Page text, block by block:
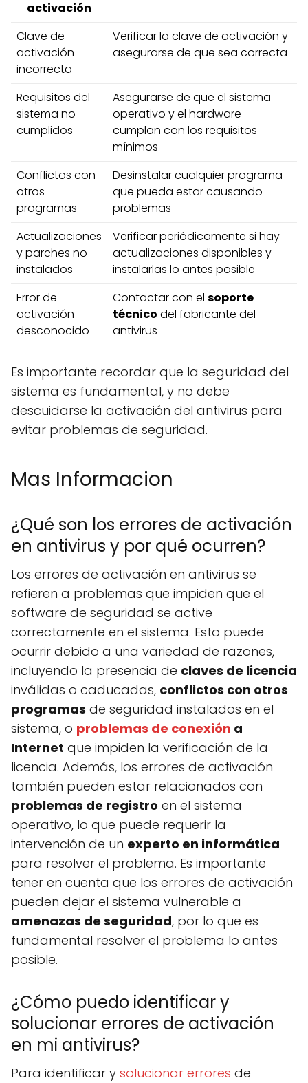
activación
Clave de
activación
incorrecta
Verificar la clave de activación y
asegurarse de que sea correcta
Requisitos del
sistema no
cumplidos
Asegurarse de que el sistema
operativo y el hardware
cumplan con los requisitos
mínimos
Conflictos con
otros
programas
Desinstalar cualquier programa
que pueda estar causando
problemas
Actualizaciones
y parches no
instalados
Verificar periódicamente si hay
actualizaciones disponibles y
instalarlas lo antes posible
Error de
activación
desconocido
Contactar con el soporte
técnico del fabricante del
antivirus
Es importante recordar que la seguridad del
sistema es fundamental, y no debe
descuidarse la activación del antivirus para
evitar problemas de seguridad.
Mas Informacion
¿Qué son los errores de activación
en antivirus y por qué ocurren?
Los errores de activación en antivirus se
refieren a problemas que impiden que el
software de seguridad se active
correctamente en el sistema. Esto puede
ocurrir debido a una variedad de razones,
incluyendo la presencia de claves de licencia
inválidas o caducadas, conflictos con otros
programas de seguridad instalados en el
sistema, o problemas de conexión a
Internet que impiden la verificación de la
licencia. Además, los errores de activación
también pueden estar relacionados con
problemas de registro en el sistema
operativo, lo que puede requerir la
intervención de un experto en informática
para resolver el problema. Es importante
tener en cuenta que los errores de activación
pueden dejar el sistema vulnerable a
amenazas de seguridad, por lo que es
fundamental resolver el problema lo antes
posible.
¿Cómo puedo identificar y
solucionar errores de activación
en mi antivirus?
Para identificar y solucionar errores de